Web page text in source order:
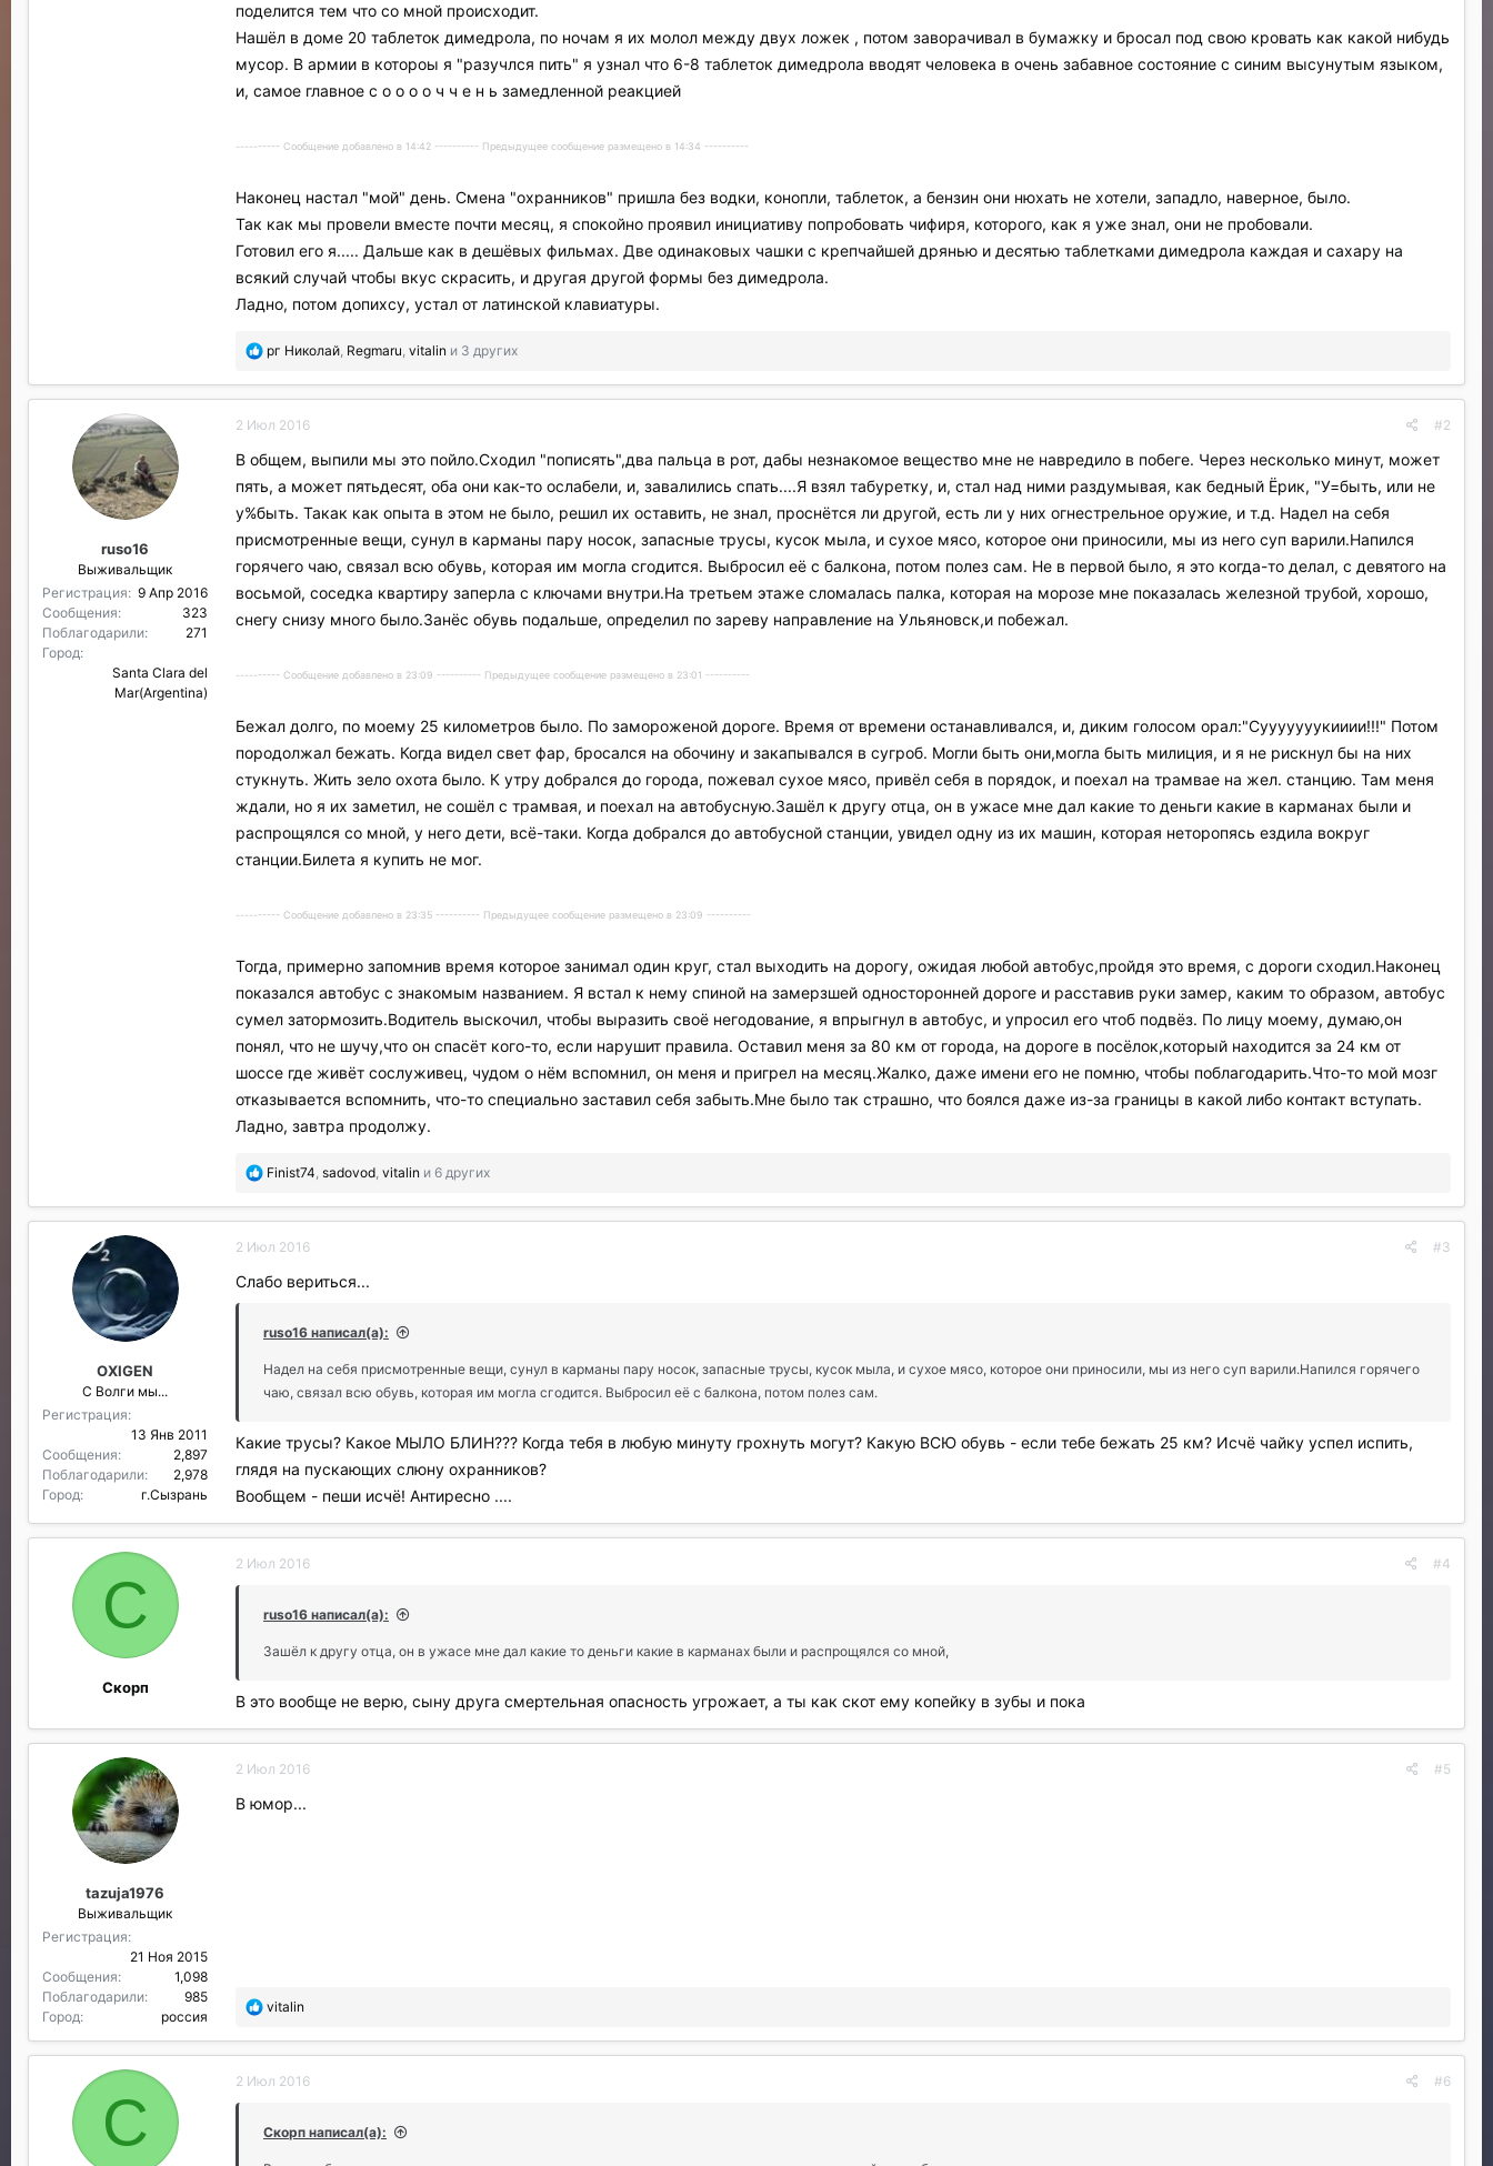
поделится тем что со мной происходит.
Нашёл в доме 20 таблеток димедрола, по ночам я их молол между двух ложек , потом заворачивал в бумажку и бросал под свою кровать как какой нибудь
мусор. В армии в котороы я "разучлся пить" я узнал что 6-8 таблеток димедрола вводят человека в очень забавное состояние с синим высунутым языком,
и, самое главное с о о о о ч ч е н ь замедленной реакцией
---------- Сообщение добавлено в 14:42 ---------- Предыдущее сообщение размещено в 14:34 ----------
Наконец настал "мой" день. Смена "охранников" пришла без водки, конопли, таблеток, а бензин они нюхать не хотели, западло, наверное, было.
Так как мы провели вместе почти месяц, я спокойно проявил инициативу попробовать чифиря, которого, как я уже знал, они не пробовали.
Готовил его я..... Дальше как в дешёвых фильмах. Две одинаковых чашки с крепчайшей дрянью и десятью таблетками димедрола каждая и сахару на
всякий случай чтобы вкус скрасить, и другая другой формы без димедрола.
Ладно, потом допихсу, устал от латинской клавиатуры.
П
б
а
г
о
д
а
и
л
и
рг Николай, Regmaru, vitalin и 3 других
ruso16
Выживальщик
Регистрация
9 Апр 2016
Сообщения
323
Поблагодарили
271
Город
Santa Clara del
Mar(Argentina)
2 Июл 2016 #2
В общем, выпили мы это пойло.Сходил "пописять",два пальца в рот, дабы незнакомое вещество мне не навредило в побеге. Через несколько минут, может
пять, а может пятьдесят, оба они как-то ослабели, и, завалились спать....Я взял табуретку, и, стал над ними раздумывая, как бедный Ёрик, "У=быть, или не
у%быть. Такак как опыта в этом не было, решил их оставить, не знал, проснётся ли другой, есть ли у них огнестрельное оружие, и т.д. Надел на себя
присмотренные вещи, сунул в карманы пару носок, запасные трусы, кусок мыла, и сухое мясо, которое они приносили, мы из него суп варили.Напился
горячего чаю, связал всю обувь, которая им могла сгодится. Выбросил её с балкона, потом полез сам. Не в первой было, я это когда-то делал, с девятого на
восьмой, соседка квартиру заперла с ключами внутри.На третьем этаже сломалась палка, которая на морозе мне показалась железной трубой, хорошо,
снегу снизу много было.Занёс обувь подальше, определил по зареву направление на Ульяновск,и побежал.
---------- Сообщение добавлено в 23:09 ---------- Предыдущее сообщение размещено в 23:01 ----------
Бежал долго, по моему 25 километров было. По замороженой дороге. Время от времени останавливался, и, диким голосом орал:"Сууууууукииии!!!" Потом
породолжал бежать. Когда видел свет фар, бросался на обочину и закапывался в сугроб. Могли быть они,могла быть милиция, и я не рискнул бы на них
стукнуть. Жить зело охота было. К утру добрался до города, пожевал сухое мясо, привёл себя в порядок, и поехал на трамвае на жел. станцию. Там меня
ждали, но я их заметил, не сошёл с трамвая, и поехал на автобусную.Зашёл к другу отца, он в ужасе мне дал какие то деньги какие в карманах были и
распрощялся со мной, у него дети, всё-таки. Когда добрался до автобусной станции, увидел одну из их машин, которая неторопясь ездила вокруг
станции.Билета я купить не мог.
---------- Сообщение добавлено в 23:35 ---------- Предыдущее сообщение размещено в 23:09 ----------
Тогда, примерно запомнив время которое занимал один круг, стал выходить на дорогу, ожидая любой автобус,пройдя это время, с дороги сходил.Наконец
показался автобус с знакомым названием. Я встал к нему спиной на замерзшей односторонней дороге и расставив руки замер, каким то образом, автобус
сумел затормозить.Водитель выскочил, чтобы выразить своё негодование, я впрыгнул в автобус, и упросил его чтоб подвёз. По лицу моему, думаю,он
понял, что не шучу,что он спасёт кого-то, если нарушит правила. Оставил меня за 80 км от города, на дороге в посёлок,который находится за 24 км от
шоссе где живёт сослуживец, чудом о нём вспомнил, он меня и пригрел на месяц.Жалко, даже имени его не помню, чтобы поблагодарить.Что-то мой мозг
отказывается вспомнить, что-то специально заставил себя забыть.Мне было так страшно, что боялся даже из-за границы в какой либо контакт вступать.
Ладно, завтра продолжу.
П
б
а
г
о
а
и
л
Finist74, sadovod, vitalin и 6 других
OXIGEN
С Волги мы...
Регистрация
13 Янв 2011
Сообщения
2,897
Поблагодарили
2,978
Город
г.Сызрань
2 Июл 2016 #3
Слабо вериться...
ruso16 написал(а):
Надел на себя присмотренные вещи, сунул в карманы пару носок, запасные трусы, кусок мыла, и сухое мясо, которое они приносили, мы из него суп варили.Напился горячего
чаю, связал всю обувь, которая им могла сгодится. Выбросил её с балкона, потом полез сам.
Какие трусы? Какое МЫЛО БЛИН??? Когда тебя в любую минуту грохнуть могут? Какую ВСЮ обувь - если тебе бежать 25 км? Исчё чайку успел испить,
глядя на пускающих слюну охранников?
Вообщем - пеши исчё! Антиресно ....
С
Скорп
2 Июл 2016 #4
ruso16 написал(а):
Зашёл к другу отца, он в ужасе мне дал какие то деньги какие в карманах были и распрощялся со мной,
В это вообще не верю, сыну друга смертельная опасность угрожает, а ты как скот ему копейку в зубы и пока
tazuja1976
Выживальщик
Регистрация
21 Ноя 2015
Сообщения
1,098
Поблагодарили
985
Город
россия
2 Июл 2016 #5
В юмор...
П
б
а
о
д
vitalin
С
2 Июл 2016 #6
Скорп написал(а):